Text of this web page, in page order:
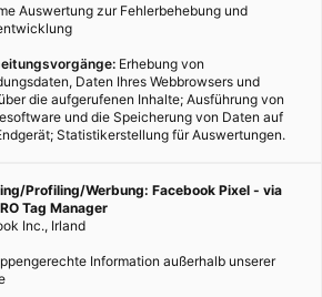
längst alles weiß.
Auswertung zur Fehlerbehebung und
Erhebung von
Daten Ihres Webbrowsers und
die aufgerufenen Inhalte; Ausführung von
und die Speicherung von Daten auf
Statistikerstellung für Auswertungen.
Profiling/Werbung: Facebook Pixel - via
Tag Manager
Inc., Irland
Information außerhalb unserer